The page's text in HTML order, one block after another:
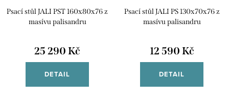
u
o
Psací stůl JALI PST 160x80x76 z
masívu palisandru
25 290 Kč
DETAIL
Psací stůl JALI PS 130x70x76 z
masívu palisandru
12 590 Kč
DETAIL